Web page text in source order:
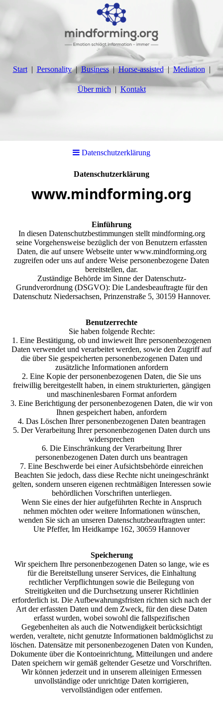
Start Personality Business Horse-assisted Mediation
Über mich Kontakt
Datenschutz­erklärung
Datenschutzerklärung
www.mindforming.org
Einführung
In diesen Datenschutzbestimmungen stellt mindforming.org
seine Vorgehensweise bezüglich der von Benutzern erfassten
Daten, die auf unsere Webseite unter www.mindforming.org
zugreifen oder uns auf andere Weise personenbezogene Daten
bereitstellen, dar.
Zuständige Behörde im Sinne der Datenschutz-
Grundverordnung (DSGVO): Die Landesbeauftragte für den
Datenschutz Niedersachsen, Prinzenstraße 5, 30159 Hannover.
Benutzerrechte
Sie haben folgende Rechte:
1. Eine Bestätigung, ob und inwieweit Ihre personenbezogenen
Daten verwendet und verarbeitet werden, sowie den Zugriff auf
die über Sie gespeicherten personenbezogenen Daten und
zusätzliche Informationen anfordern
2. Eine Kopie der personenbezogenen Daten, die Sie uns
freiwillig bereitgestellt haben, in einem strukturierten, gängigen
und maschinenlesbaren Format anfordern
3. Eine Berichtigung der personenbezogenen Daten, die wir von
Ihnen gespeichert haben, anfordern
4. Das Löschen Ihrer personenbezogenen Daten beantragen
5. Der Verarbeitung Ihrer personenbezogenen Daten durch uns
widersprechen
6. Die Einschränkung der Verarbeitung Ihrer
personenbezogenen Daten durch uns beantragen
7. Eine Beschwerde bei einer Aufsichtsbehörde einreichen
Beachten Sie jedoch, dass diese Rechte nicht uneingeschränkt
gelten, sondern unseren eigenen rechtmäßigen Interessen sowie
behördlichen Vorschriften unterliegen.
Wenn Sie eines der hier aufgeführten Rechte in Anspruch
nehmen möchten oder weitere Informationen wünschen,
wenden Sie sich an unseren Datenschutzbeauftragten unter:
Ute Pfeffer, Im Heidkampe 162, 30659 Hannover
Speicherung
Wir speichern Ihre personenbezogenen Daten so lange, wie es
für die Bereitstellung unserer Services, die Einhaltung
rechtlicher Verpflichtungen sowie die Beilegung von
Streitigkeiten und die Durchsetzung unserer Richtlinien
erforderlich ist. Die Aufbewahrungsfristen richten sich nach der
Art der erfassten Daten und dem Zweck, für den diese Daten
erfasst wurden, wobei sowohl die fallspezifischen
Gegebenheiten als auch die Notwendigkeit berücksichtigt
werden, veraltete, nicht genutzte Informationen baldmöglichst zu
löschen. Datensätze mit personenbezogenen Daten von Kunden,
Dokumente über die Kontoeinrichtung, Mitteilungen und andere
Daten speichern wir gemäß geltender Gesetze und Vorschriften.
Wir können jederzeit und in unserem alleinigen Ermessen
unvollständige oder unrichtige Daten korrigieren,
vervollständigen oder entfernen.